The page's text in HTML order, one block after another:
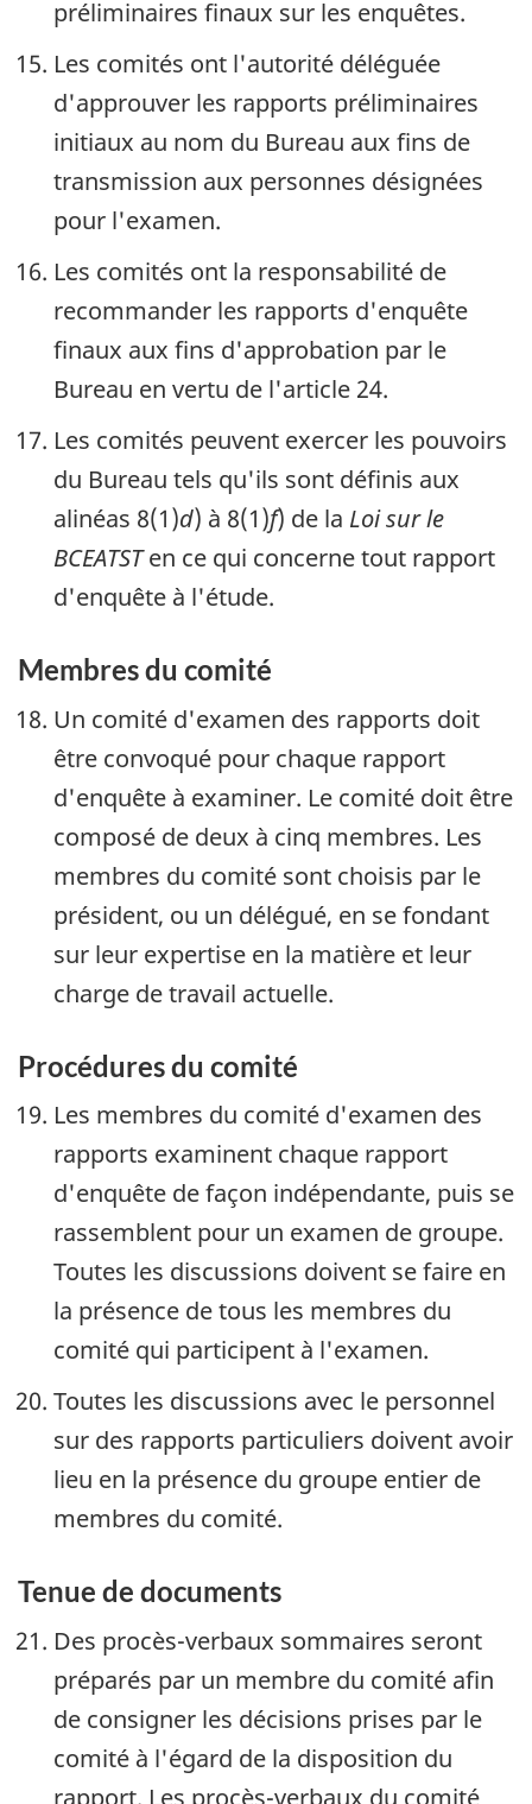
préliminaires finaux sur les enquêtes.
Les comités ont l'autorité déléguée
d'approuver les rapports préliminaires
initiaux au nom du Bureau aux fins de
transmission aux personnes désignées
pour l'examen.
Les comités ont la responsabilité de
recommander les rapports d'enquête
finaux aux fins d'approbation par le
Bureau en vertu de l'article 24.
Les comités peuvent exercer les pouvoirs
du Bureau tels qu'ils sont définis aux
alinéas 8(1)d) à 8(1)f) de la Loi sur le
BCEATSTen ce qui concerne tout rapport
d'enquête à l'étude.
Membres du comité
Un comité d'examen des rapports doit
être convoqué pour chaque rapport
d'enquête à examiner. Le comité doit être
composé de deux à cinq membres. Les
membres du comité sont choisis par le
président, ou un délégué, en se fondant
sur leur expertise en la matière et leur
charge de travail actuelle.
Procédures du comité
Les membres du comité d'examen des
rapports examinent chaque rapport
d'enquête de façon indépendante, puis se
rassemblent pour un examen de groupe.
Toutes les discussions doivent se faire en
la présence de tous les membres du
comité qui participent à l'examen.
Toutes les discussions avec le personnel
sur des rapports particuliers doivent avoir
lieu en la présence du groupe entier de
membres du comité.
Tenue de documents
Des procès-verbaux sommaires seront
préparés par un membre du comité afin
de consigner les décisions prises par le
comité à l'égard de la disposition du
rapport. Les procès-verbaux du comité